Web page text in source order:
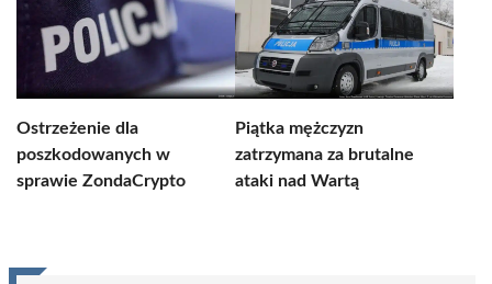
Ostrzeżenie dla
poszkodowanych w
sprawie ZondaCrypto
Piątka mężczyzn
zatrzymana za brutalne
ataki nad Wartą